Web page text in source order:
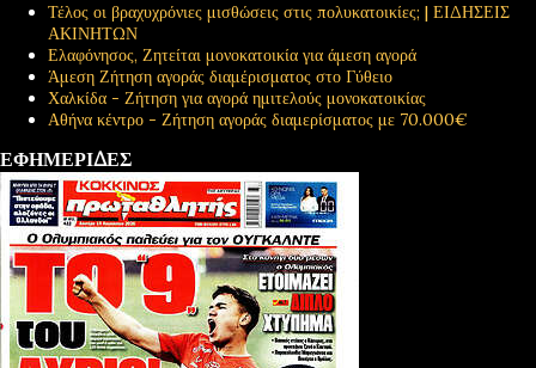
Τέλος οι βραχυχρόνιες μισθώσεις στις πολυκατοικίες; | ΕΙΔΗΣΕΙΣ
ΑΚΙΝΗΤΩΝ
Ελαφόνησος, Ζητείται μονοκατοικία για άμεση αγορά
Άμεση Ζήτηση αγοράς διαμέρισματος στο Γύθειο
Χαλκίδα - Ζήτηση για αγορά ημιτελούς μονοκατοικίας
Αθήνα κέντρο - Ζήτηση αγοράς διαμερίσματος με 70.000€
ΕΦΗΜΕΡΙΔΕΣ